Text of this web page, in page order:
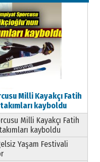
Milli Kayakçı Fatih
kayboldu
Milli Kayakçı Fatih
kayboldu
Yaşam Festivali